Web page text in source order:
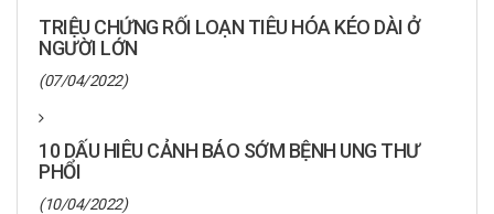
TRIỆU CHỨNG RỐI LOẠN TIÊU HÓA KÉO DÀI Ở
NGƯỜI LỚN
(07/04/2022)
10 DẤU HIÊU CẢNH BÁO SỚM BỆNH UNG THƯ
PHỔI
(10/04/2022)